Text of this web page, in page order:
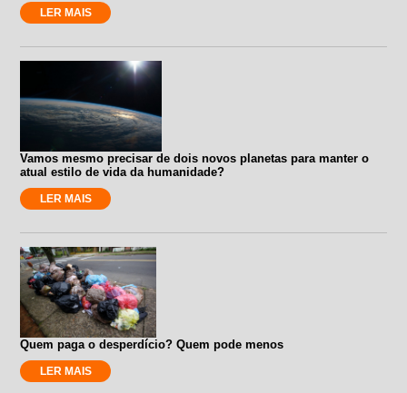
LER MAIS
Vamos mesmo precisar de dois novos planetas para manter o
atual estilo de vida da humanidade?
LER MAIS
Quem paga o desperdício? Quem pode menos
LER MAIS